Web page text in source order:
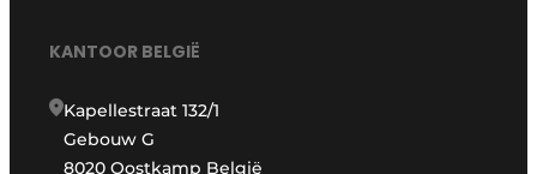
KANTOOR BELGIË
Kapellestraat 132/1
Gebouw G
8020 Oostkamp België